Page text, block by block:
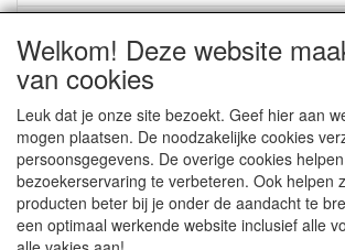
Betaalmogelijkheden
CONTACTGEGEVENS
www.DuBoShop.nl
Lisserweg 481-B
Welkom! Deze website
van cookies
Leuk dat je onze site bezoekt. Geef hier aan
mogen plaatsen. De noodzakelijke cookies
persoonsgegevens. De overige cookies
bezoekerservaring te verbeteren. Ook helpen
producten beter bij je onder de aandacht te
een optimaal werkende website inclusief alle